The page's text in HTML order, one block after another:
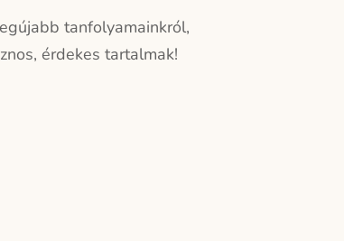
tanfolyamainkról,
érdekes tartalmak!